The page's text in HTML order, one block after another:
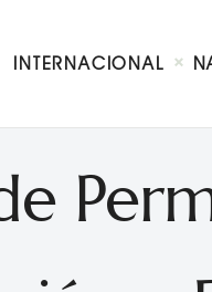
INTERNACIONAL